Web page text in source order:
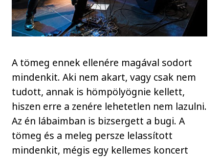
A tömeg ennek ellenére magával sodort
mindenkit. Aki nem akart, vagy csak nem
tudott, annak is hömpölyögnie kellett,
hiszen erre a zenére lehetetlen nem lazulni.
Az én lábaimban is bizsergett a bugi. A
tömeg és a meleg persze lelassított
mindenkit, mégis egy kellemes koncert